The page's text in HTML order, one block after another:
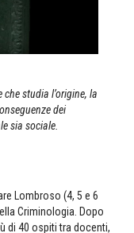
studia l’origine, la
dei
sia sociale.
Lombroso (4, 5 e 6
Criminologia. Dopo
di 40 ospiti tra docenti,